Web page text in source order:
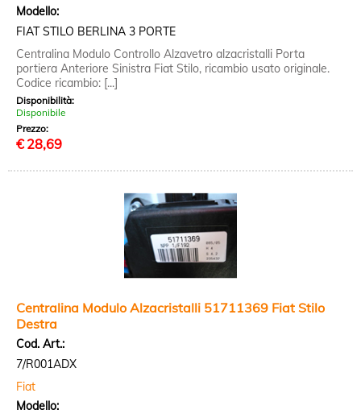
Modello:
FIAT STILO BERLINA 3 PORTE
Centralina Modulo Controllo Alzavetro alzacristalli Porta
portiera Anteriore Sinistra Fiat Stilo, ricambio usato originale.
Codice ricambio: [...]
Disponibilità:
Disponibile
Prezzo:
€ 28,69
Centralina Modulo Alzacristalli 51711369 Fiat Stilo
Destra
Cod. Art.:
7/R001ADX
Fiat
Modello: